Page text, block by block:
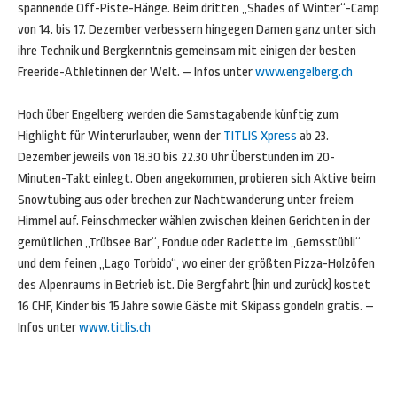
spannende Off-Piste-Hänge. Beim dritten „Shades of Winter“-Camp
von 14. bis 17. Dezember verbessern hingegen Damen ganz unter sich
ihre Technik und Bergkenntnis gemeinsam mit einigen der besten
Freeride-Athletinnen der Welt. – Infos unterwww.engelberg.ch
Hoch über Engelberg werden die Samstagabende künftig zum
Highlight für Winterurlauber, wenn der TITLIS Xpress ab 23.
Dezember jeweils von 18.30 bis 22.30 Uhr Überstunden im 20-
Minuten-Takt einlegt. Oben angekommen, probieren sich Aktive beim
Snowtubing aus oder brechen zur Nachtwanderung unter freiem
Himmel auf. Feinschmecker wählen zwischen kleinen Gerichten in der
gemütlichen „Trübsee Bar“, Fondue oder Raclette im „Gemsstübli“
und dem feinen „Lago Torbido“, wo einer der größten Pizza-Holzöfen
des Alpenraums in Betrieb ist. Die Bergfahrt (hin und zurück) kostet
16 CHF, Kinder bis 15 Jahre sowie Gäste mit Skipass gondeln gratis. –
Infos unterwww.titlis.ch